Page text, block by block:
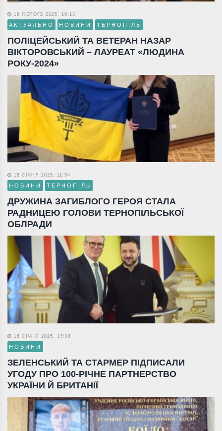
18 ЛЮТОГО 2025, 16:13
АКТУАЛЬНО НОВИНИ ТЕРНОПІЛЬ
ПОЛІЦЕЙСЬКИЙ ТА ВЕТЕРАН НАЗАР
ВІКТОРОВСЬКИЙ – ЛАУРЕАТ «ЛЮДИНА
РОКУ-2024»
18 СІЧНЯ 2025, 11:54
НОВИНИ ТЕРНОПІЛЬ
ДРУЖИНА ЗАГИБЛОГО ГЕРОЯ СТАЛА
РАДНИЦЕЮ ГОЛОВИ ТЕРНОПІЛЬСЬКОЇ
ОБЛРАДИ
16 СІЧНЯ 2025, 17:04
НОВИНИ
ЗЕЛЕНСЬКИЙ ТА СТАРМЕР ПІДПИСАЛИ
УГОДУ ПРО 100-РІЧНЕ ПАРТНЕРСТВО
УКРАЇНИ Й БРИТАНІЇ